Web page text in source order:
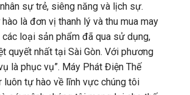
sự trẻ, siêng năng và lịch sự.
là đơn vị thanh lý và thu mua may
các loại sản phẩm đã qua sử dụng,
quyết nhất tại Sài Gòn. Với phương
là phục vụ”. Máy Phát Điện Thế
luôn tự hào về lĩnh vực chúng tôi